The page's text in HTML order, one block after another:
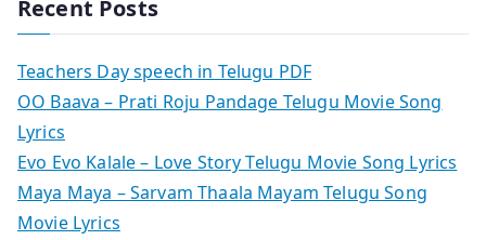
Recent Posts
Teachers Day speech in Telugu PDF
OO Baava – Prati Roju Pandage Telugu Movie Song
Lyrics
Evo Evo Kalale – Love Story Telugu Movie Song Lyrics
Maya Maya – Sarvam Thaala Mayam Telugu Song
Movie Lyrics